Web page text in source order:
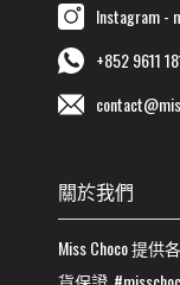
Instagram -
+852 9611
關於我們
Miss Choco提供